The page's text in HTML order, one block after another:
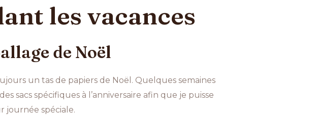
les vacances
de Noël
un tas de papiers de Noël. Quelques semaines
sacs spécifiques à l’anniversaire afin que je puisse
journée spéciale.